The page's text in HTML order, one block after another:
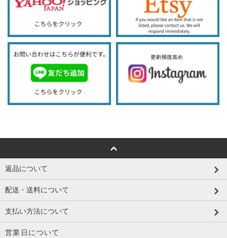
返品について
配送・送料について
支払い方法について
営業日について